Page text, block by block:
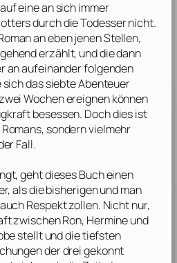
eine an sich immer
durch die Todesser nicht.
an eben jenen Stellen,
erzählt, und die dann
an aufeinander folgenden
das siebte Abenteuer
Wochen ereignen können
besessen. Doch dies ist
sondern vielmehr
Fall.
geht dieses Buch einen
als die bisherigen und man
Respekt zollen. Nicht nur,
zwischen Ron, Hermine und
stellt und die tiefsten
der drei gekonnt